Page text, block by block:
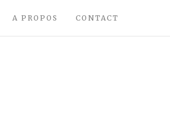
A PROPOS CONTACT